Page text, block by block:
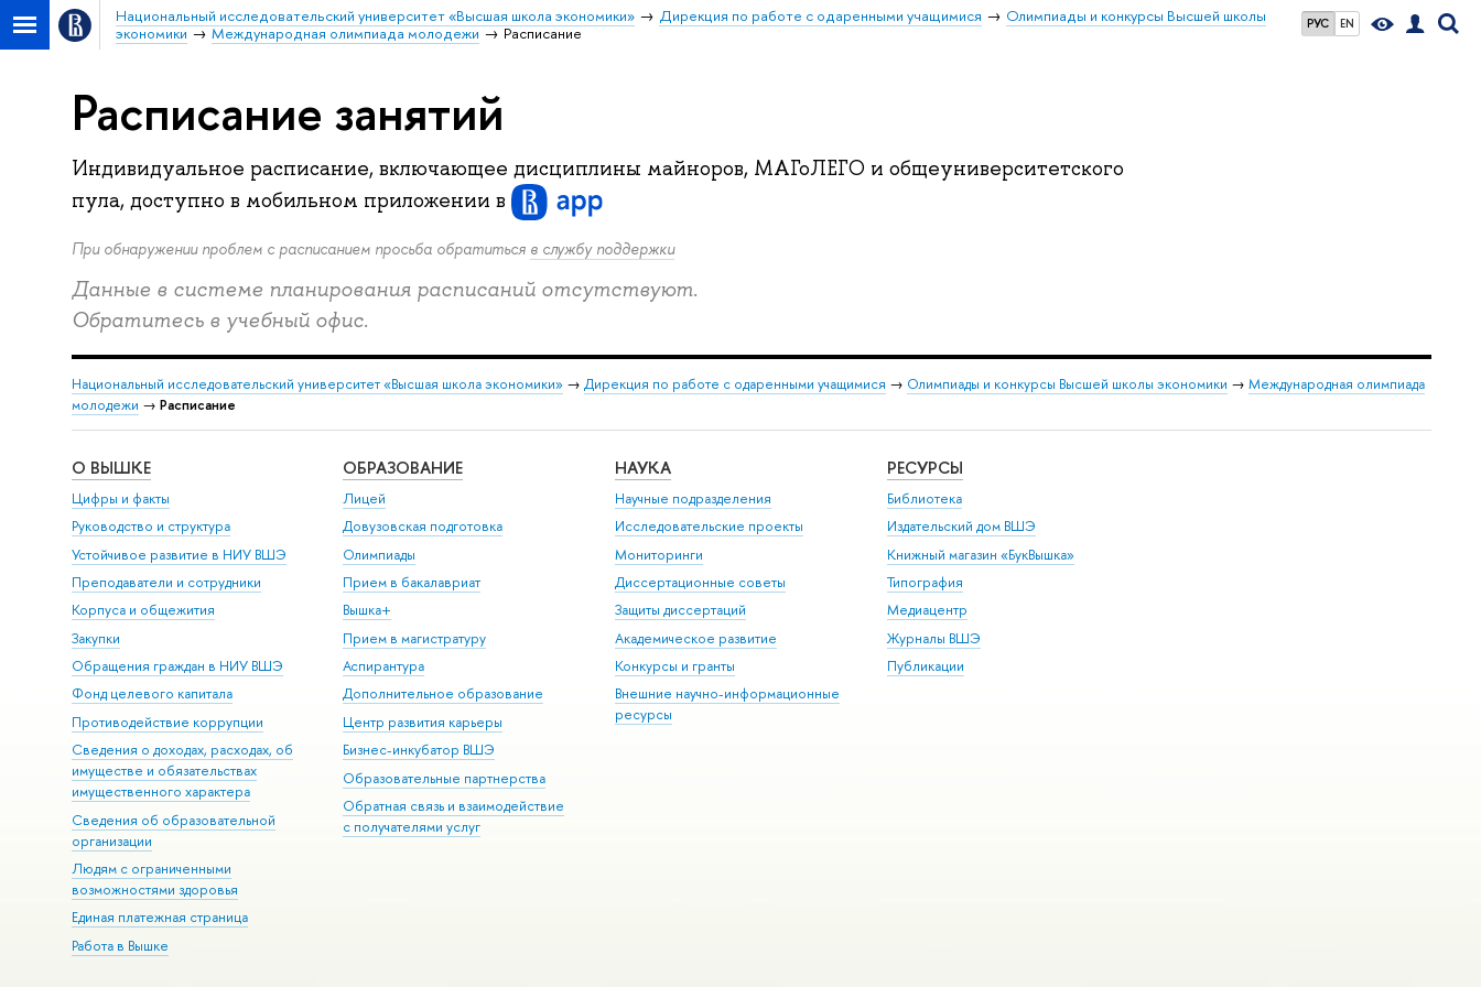
РУС EN
Национальный исследовательский университет «Высшая школа экономики» Дирекция по работе с одаренными учащимися
Олимпиады и конкурсы Высшей школы
экономики
Международная олимпиада молодежи Расписание
Расписание занятий
Индивидуальное расписание, включающее дисциплины майноров, МАГоЛЕГО и общеуниверситетского
пула, доступно в мобильном приложении в
При обнаружении проблем с расписанием просьба обратиться в службу поддержки
Данные в системе планирования расписаний отсутствуют.
Обратитесь в учебный офис.
Национальный исследовательский университет «Высшая школа экономики» → Дирекция по работе с одаренными учащимися → Олимпиады и конкурсы Высшей школы экономики → Международная олимпиада
молодежи → Расписание
О ВЫШКЕ
Цифры и факты
Руководство и структура
Устойчивое развитие в НИУ ВШЭ
Преподаватели и сотрудники
Корпуса и общежития
Закупки
Обращения граждан в НИУ ВШЭ
Фонд целевого капитала
Противодействие коррупции
Сведения о доходах, расходах, об
имуществе и обязательствах
имущественного характера
Сведения об образовательной
организации
Людям с ограниченными
возможностями здоровья
Единая платежная страница
Работа в Вышке
ОБРАЗОВАНИЕ
Лицей
Довузовская подготовка
Олимпиады
Прием в бакалавриат
Вышка+
Прием в магистратуру
Аспирантура
Дополнительное образование
Центр развития карьеры
Бизнес-инкубатор ВШЭ
Образовательные партнерства
Обратная связь и взаимодействие
с получателями услуг
НАУКА
Научные подразделения
Исследовательские проекты
Мониторинги
Диссертационные советы
Защиты диссертаций
Академическое развитие
Конкурсы и гранты
Внешние научно-информационные
ресурсы
РЕСУРСЫ
Библиотека
Издательский дом ВШЭ
Книжный магазин «БукВышка»
Типография
Медиацентр
Журналы ВШЭ
Публикации